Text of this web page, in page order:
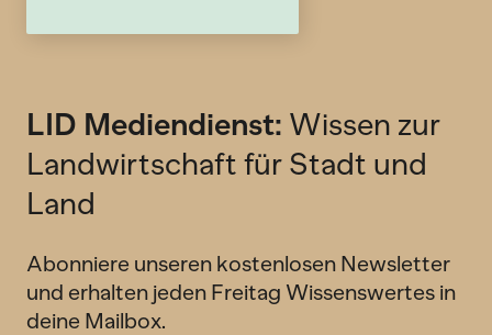
LID Mediendienst: Wissen zur
Landwirtschaft für Stadt und
Land
Abonniere unseren kostenlosen Newsletter
und erhalten jeden Freitag Wissenswertes in
deine Mailbox.